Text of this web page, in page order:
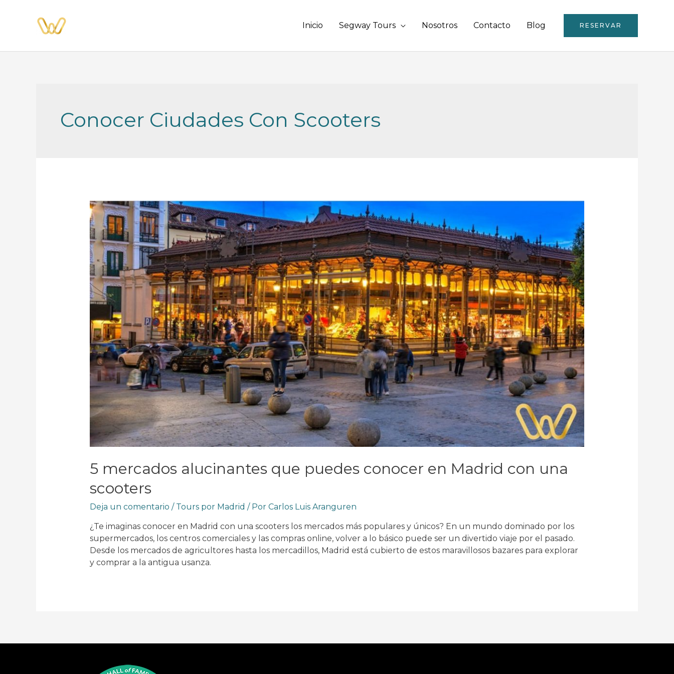
contenido
Inicio Segway Tours Nosotros Contacto Blog RESERVAR
Conocer Ciudades Con Scooters
5 mercados alucinantes que puedes conocer en Madrid con una
scooters
Deja un comentario / Tours por Madrid / Por Carlos Luis Aranguren
¿Te imaginas conocer en Madrid con una scooters los mercados más populares y únicos? En un mundo dominado por los
supermercados, los centros comerciales y las compras online, volver a lo básico puede ser un divertido viaje por el pasado.
Desde los mercados de agricultores hasta los mercadillos, Madrid está cubierto de estos maravillosos bazares para explorar
y comprar a la antigua usanza.